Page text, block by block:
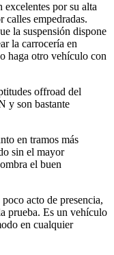
excelentes por su alta
calles empedradas.
la suspensión dispone
la carrocería en
haga otro vehículo con
offroad del
y son bastante
en tramos más
sin el mayor
el buen
acto de presencia,
prueba. Es un vehículo
en cualquier